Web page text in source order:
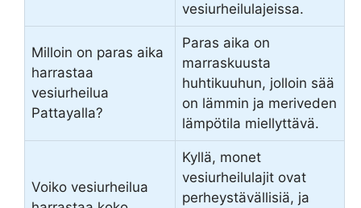
vesiurheilulajeissa.
Milloin on paras aika
harrastaa
vesiurheilua
Pattayalla?
Paras aika on
marraskuusta
huhtikuuhun, jolloin sää
on lämmin ja meriveden
lämpötila miellyttävä.
Voiko vesiurheilua
Kyllä, monet
vesiurheilulajit ovat
perheystävällisiä, ja